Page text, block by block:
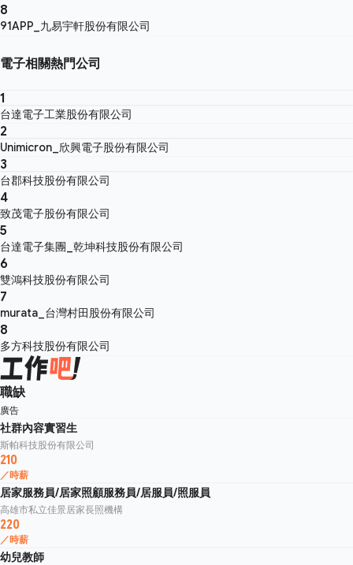
8
91APP_九易宇軒股份有限公司
電子相關熱門公司
1
台達電子工業股份有限公司
2
Unimicron_欣興電子股份有限公司
3
台郡科技股份有限公司
4
致茂電子股份有限公司
5
台達電子集團_乾坤科技股份有限公司
6
雙鴻科技股份有限公司
7
murata_台灣村田股份有限公司
8
多方科技股份有限公司
職缺
廣告
社群內容實習生
斯帕科技股份有限公司
210
／時薪
居家服務員/居家照顧服務員/居服員/照服員
高雄市私立佳景居家長照機構
220
／時薪
幼兒教師